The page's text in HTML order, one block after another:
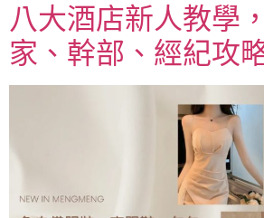
八大酒店新人教學
家、幹部、經紀攻